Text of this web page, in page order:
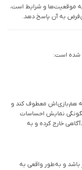
موقعیت‌ها و شرایط است،
به آن پاسخ دهد.
شده است:
به هم‌بازی‌اش معطوف کند و
نمایش احساسات
خارج کرده و به
باشد و به‌طور واقعی به